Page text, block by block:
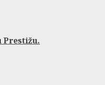
Prestižu.